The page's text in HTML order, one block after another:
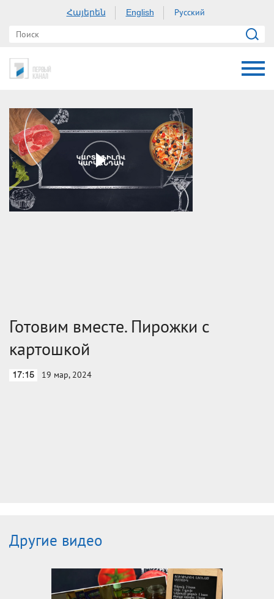
Հայերեն English Русский
Готовим вместе. Пирожки с
картошкой
17:15 19 мар, 2024
Другие видео